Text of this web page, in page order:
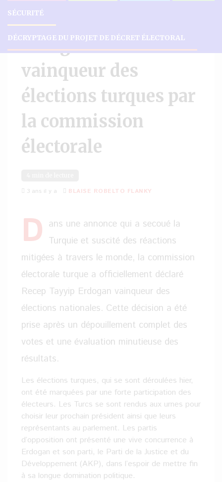
SÉCURITÉ
DÉCRYPTAGE DU PROJET DE DÉCRET ÉLECTORAL
Erdogan déclaré
vainqueur des
élections turques par
la commission
électorale
3 ans il y a BLAISE ROBELTO FLANKY
D ans une annonce qui a secoué la
Turquie et suscité des réactions
mitigées à travers le monde, la commission
électorale turque a officiellement déclaré
Recep Tayyip Erdogan vainqueur des
élections nationales. Cette décision a été
prise après un dépouillement complet des
votes et une évaluation minutieuse des
résultats.
Les élections turques, qui se sont déroulées hier,
ont été marquées par une forte participation des
électeurs. Les Turcs se sont rendus aux urnes pour
choisir leur prochain président ainsi que leurs
représentants au parlement. Les partis
d’opposition ont présenté une vive concurrence à
Erdogan et son parti, le Parti de la Justice et du
Développement (AKP), dans l’espoir de mettre fin
à sa longue domination politique.